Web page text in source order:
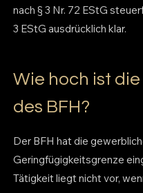
nach § 3 Nr. 72 EStG
3 EStG ausdrücklich klar.
Wie hoch ist
des BFH?
Der BFH hat die
Geringfügigkeitsgrenze
Tätigkeit liegt nicht vor,